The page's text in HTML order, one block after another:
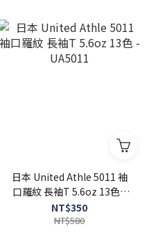
日本 United Athle 5011 袖
口羅紋 長袖T 5.6oz 13色 -
UA5011
NT$350
NT$580